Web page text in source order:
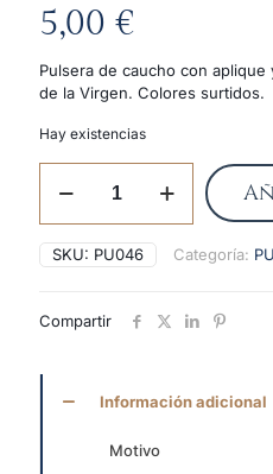
5,00 €
Pulsera de caucho con
de la Virgen. Colores surtidos.
Hay existencias
caucho
aplique
y
cantidad
SKU: PU046 Categoría:
Compartir
Información adicional
Motivo